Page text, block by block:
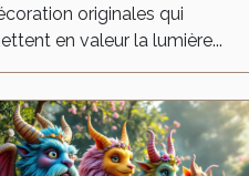
originales qui
en valeur la lumière...